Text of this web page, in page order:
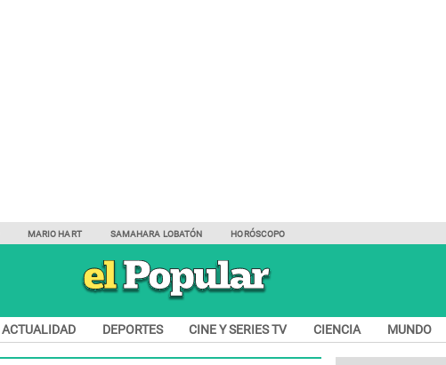
MARIO HART SAMAHARA LOBATÓN HORÓSCOPO
ACTUALIDAD DEPORTES CINE Y SERIES TV CIENCIA MUNDO